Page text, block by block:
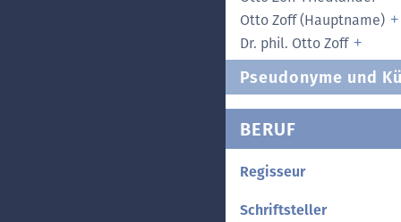
Otto Zoff (Hauptname)
Dr. phil. Otto Zoff
Pseudonyme und
BERUF
Regisseur
Schriftsteller